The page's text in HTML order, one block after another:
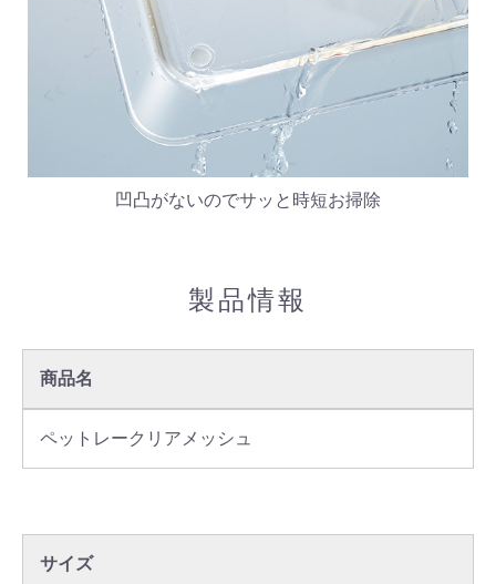
凹凸がないのでサッと時短お掃除
製品情報
商品名
ペットレークリアメッシュ
サイズ